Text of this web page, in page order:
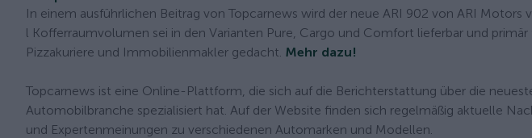
In einem ausführlichen Beitrag von Topcarnews wird der neue ARI 902 von ARI
l Kofferraumvolumen sei in den Varianten Pure, Cargo und Comfort lieferbar und
Pizzakuriere und Immobilienmakler gedacht. Mehr dazu!
Topcarnews ist eine Online-Plattform, die sich auf die Berichterstattung über die
Automobilbranche spezialisiert hat. Auf der Website finden sich regelmäßig aktuelle
und Expertenmeinungen zu verschiedenen Automarken und Modellen.